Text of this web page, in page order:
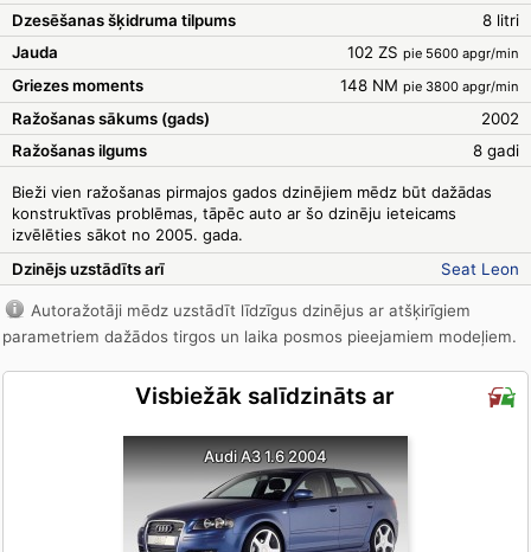
Dzesēšanas šķidruma tilpums
8 litri
Jauda
102 ZS pie 5600 apgr/min
Griezes moments 148 NM pie 3800 apgr/min
Ražošanas sākums (gads)
2002
Ražošanas ilgums
8 gadi
Bieži vien ražošanas pirmajos gados dzinējiem mēdz būt dažādas
konstruktīvas problēmas, tāpēc auto ar šo dzinēju ieteicams
izvēlēties sākot no 2005. gada.
Dzinējs uzstādīts arī
Seat Leon
Autoražotāji mēdz uzstādīt līdzīgus dzinējus ar atšķirīgiem
parametriem dažādos tirgos un laika posmos pieejamiem modeļiem.
Visbiežāk salīdzināts ar
Audi A3 1.6 2004